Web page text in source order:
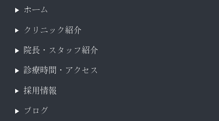
ホーム
クリニック紹介
院長・スタッフ紹介
診療時間・アクセス
採用情報
ブログ